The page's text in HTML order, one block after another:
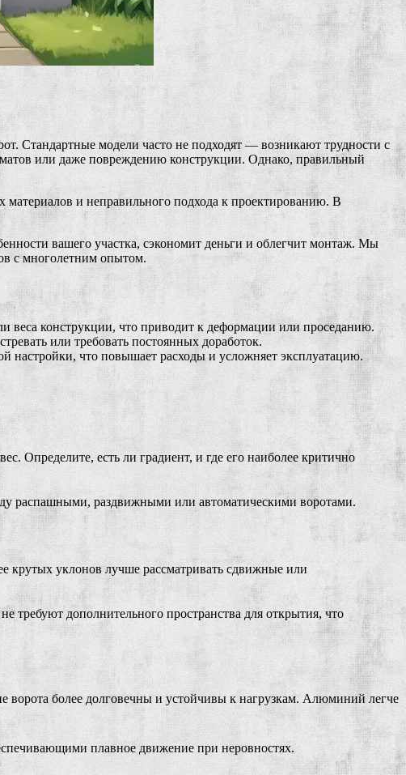
Стандартные модели часто не подходят — возникают трудности с
или даже повреждению конструкции. Однако, правильный
материалов и неправильного подхода к проектированию. В
вашего участка, сэкономит деньги и облегчит монтаж. Мы
с многолетним опытом.
веса конструкции, что приводит к деформации или проседанию.
или требовать постоянных доработок.
настройки, что повышает расходы и усложняет эксплуатацию.
Определите, есть ли градиент, и где его наиболее критично
распашными, раздвижными или автоматическими воротами.
крутых уклонов лучше рассматривать сдвижные или
дополнительного пространства для открытия, что
более долговечны и устойчивы к нагрузкам. Алюминий легче
плавное движение при неровностях.